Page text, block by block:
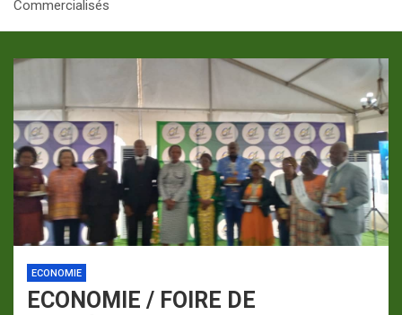
Commercialisés
ECONOMIE
ECONOMIE / FOIRE DE
p